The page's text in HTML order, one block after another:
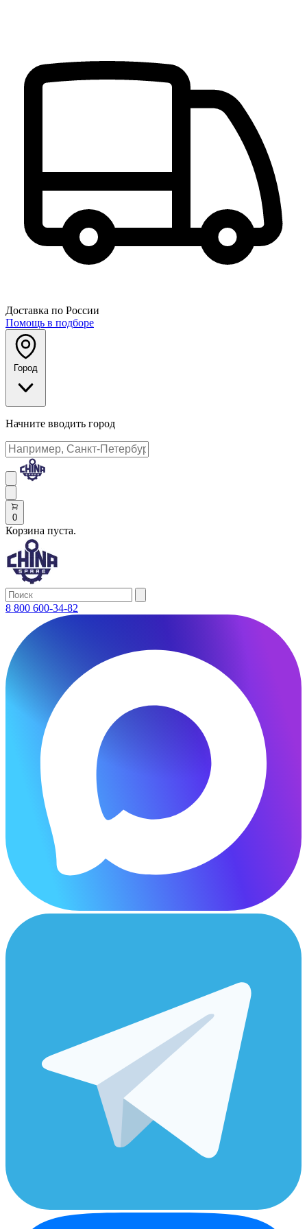
Доставка по России
Помощь в подборе
Город
Начните вводить город
0
Корзина пуста.
8 800 600-34-82